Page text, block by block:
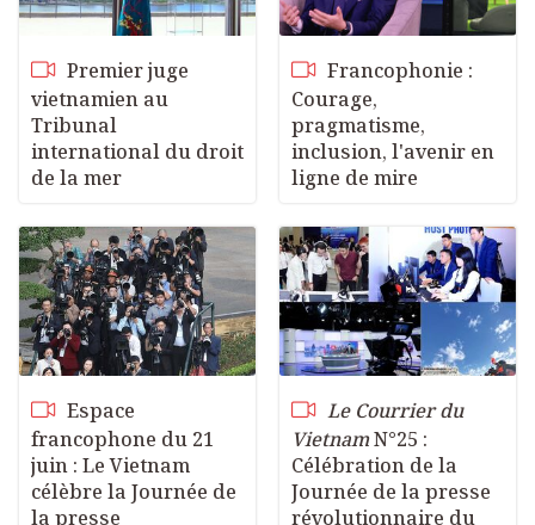
Premier juge
vietnamien au
Tribunal
international du droit
de la mer
Francophonie :
Courage,
pragmatisme,
inclusion, l'avenir en
ligne de mire
Espace
francophone du 21
juin : Le Vietnam
célèbre la Journée de
la presse
Le Courrier du
VietnamN°25 :
Célébration de la
Journée de la presse
révolutionnaire du